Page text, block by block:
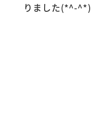
りました(*^-^*)